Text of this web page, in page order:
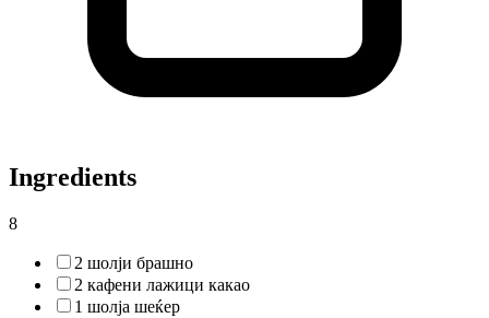
Ingredients
8
2 шолји брашно
2 кафени лажици какао
1 шолја шеќер